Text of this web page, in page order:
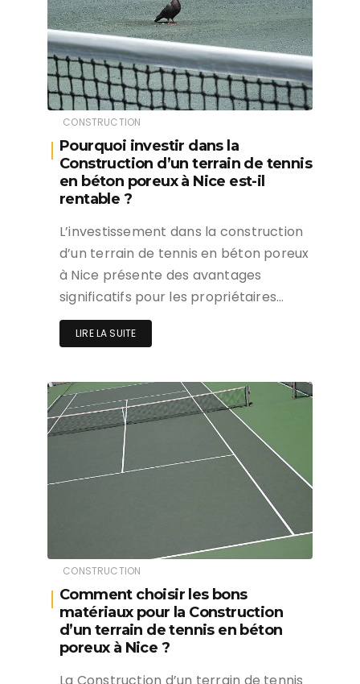
CONSTRUCTION
Pourquoi investir dans la
Construction d’un terrain de tennis
en béton poreux à Nice est-il
rentable ?
L’investissement dans la construction
d’un terrain de tennis en béton poreux
à Nice présente des avantages
significatifs pour les propriétaires…
LIRE LA SUITE
CONSTRUCTION
Comment choisir les bons
matériaux pour la Construction
d’un terrain de tennis en béton
poreux à Nice ?